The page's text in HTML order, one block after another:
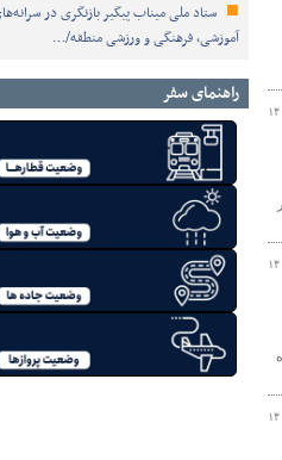
ستاد ملی میناب پیگیر بازنگری در
آموزشی، فرهنگی و ورزشی منطقه/…
راهنمای سفر
قطعه ۶ آزاد راه